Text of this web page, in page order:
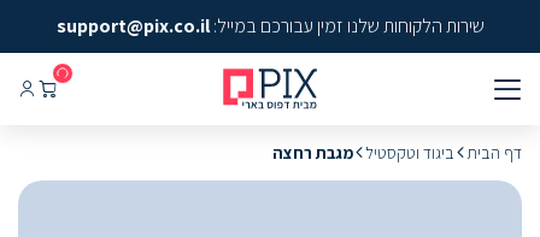
שירות הלקוחות שלנו זמין עבורכם במייל:support@pix.co.il
דף הבית ביגוד וטקסטיל מגבת רחצה